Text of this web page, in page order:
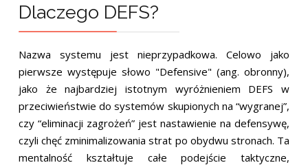
Dlaczego DEFS?
Nazwa systemu jest nieprzypadkowa. Celowo jako
pierwsze występuje słowo "Defensive" (ang. obronny),
jako że najbardziej istotnym wyróżnieniem DEFS w
przeciwieństwie do systemów skupionych na “wygranej”,
czy “eliminacji zagrożeń” jest nastawienie na defensywę,
czyli chęć zminimalizowania strat po obydwu stronach. Ta
mentalność kształtuje całe podejście taktyczne,